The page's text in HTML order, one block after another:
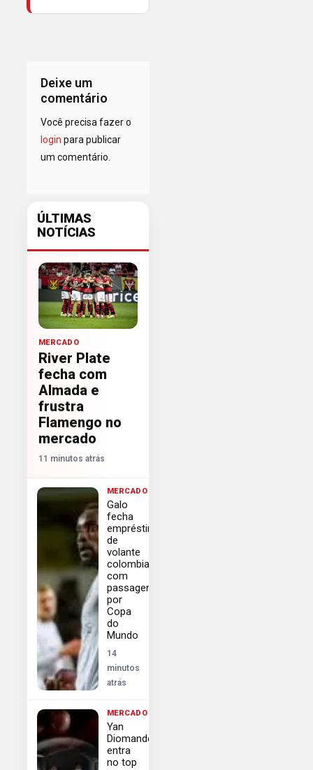
Deixe um
comentário
Você precisa fazer o
login para publicar
um comentário.
ÚLTIMAS
NOTÍCIAS
MERCADO
River Plate
fecha com
Almada e
frustra
Flamengo no
mercado
11 minutos atrás
MERCADO
Galo
fecha
empréstimo
de
volante
colombiano
com
passagem
por
Copa
do
Mundo
14
minutos
atrás
MERCADO
Yan
Diomande
entra
no top